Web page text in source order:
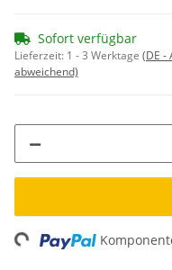
Sofort verfügbar
Lieferzeit: 1 - 3 Werktage (DE -
abweichend)